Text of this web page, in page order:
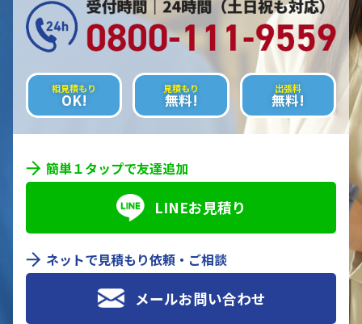
相見積もり
OK!
見積もり
無料!
出張料
無料!
簡単１タップで友達追加
LINEお見積り
ネットで見積もり依頼・ご相談
メールお問い合わせ